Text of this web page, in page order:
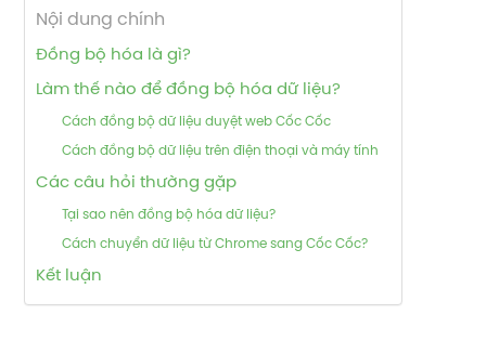
Nội dung chính
Đồng bộ hóa là gì?
Làm thế nào để đồng bộ hóa dữ liệu?
Cách đồng bộ dữ liệu duyệt web Cốc Cốc
Cách đồng bộ dữ liệu trên điện thoại và máy tính
Các câu hỏi thường gặp
Tại sao nên đồng bộ hóa dữ liệu?
Cách chuyển dữ liệu từ Chrome sang Cốc Cốc?
Kết luận